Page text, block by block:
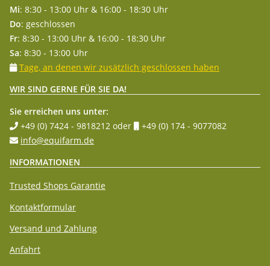
Mi: 8:30 - 13:00 Uhr & 16:00 - 18:30 Uhr
Do: geschlossen
Fr: 8:30 - 13:00 Uhr & 16:00 - 18:30 Uhr
Sa: 8:30 - 13:00 Uhr
Tage, an denen wir zusätzlich geschlossen haben
WIR SIND GERNE FÜR SIE DA!
Sie erreichen uns unter:
+49 (0) 7424 - 9818212 oder
+49 (0) 174 - 9077082
info@equifarm.de
INFORMATIONEN
Trusted Shops Garantie
Kontaktformular
Versand und Zahlung
Anfahrt